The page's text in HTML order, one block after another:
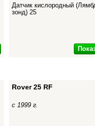
Датчик кислородный
зонд) 25
Rover 25 RF
с 1999 г.